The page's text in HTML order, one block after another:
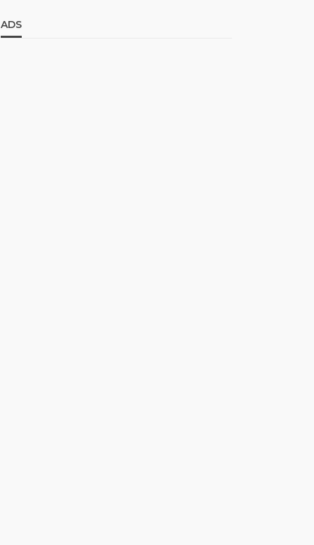
ADS